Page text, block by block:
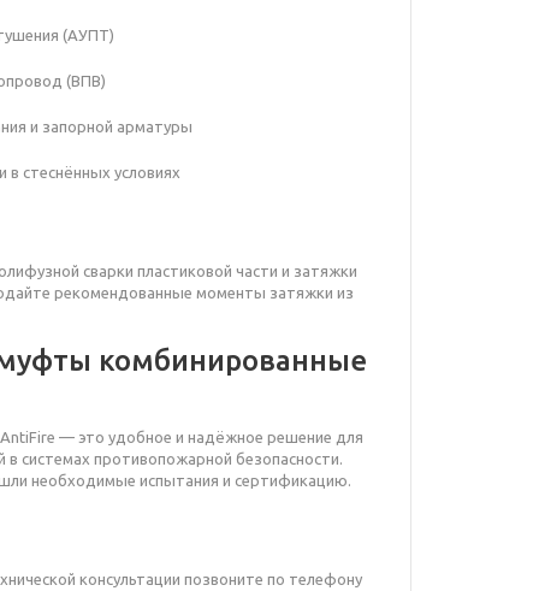
(АУПТ)
(ВПВ)
и запорной арматуры
в стеснённых условиях
сварки пластиковой части и затяжки
рекомендованные моменты затяжки из
комбинированные
— это удобное и надёжное решение для
в системах противопожарной безопасности.
необходимые испытания и сертификацию.
консультации позвоните по телефону